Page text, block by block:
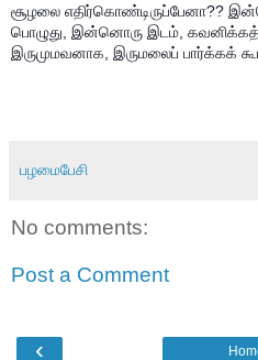
சூழலை எதிர்கொண்டிருப்பேனா??
பொழுது, இன்னொரு இடம், கவனிக்கத்
இருமுமவனாக, இருமலைப் பார்க்கக்
பழமைபேசி
No comments:
Post a Comment
‹